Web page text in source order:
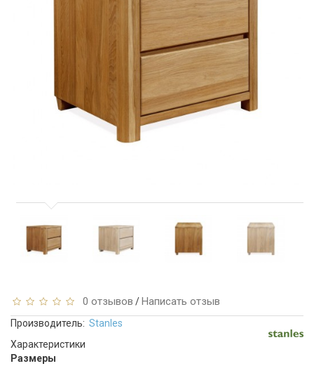
0 отзывов /Написать отзыв
Производитель: Stanles
Характеристики
Размеры